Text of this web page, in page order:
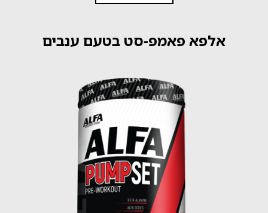
אלפא פאמפ-סט בטעם ענבים